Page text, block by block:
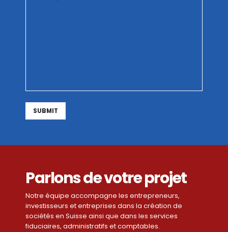
Parlons de votre projet
Notre équipe accompagne les entrepreneurs,
investisseurs et entreprises dans la création de
sociétés en Suisse ainsi que dans les services
fiduciaires, administratifs et comptables.